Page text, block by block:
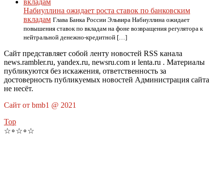
Набиуллина ожидает роста ставок по банковским
вкладам Глава Банка России Эльвира Набиуллина ожидает
повышения ставок по вкладам на фоне возвращения регулятора к
нейтральной денежно-кредитной […]
Сайт представляет собой ленту новостей RSS канала
news.rambler.ru, yandex.ru, newsru.com и lenta.ru . Материалы
публикуются без искажения, ответственность за
достоверность публикуемых новостей Администрация сайта
не несёт.
Сайт от bmb1 @ 2021
Top
☆∘☆∘☆